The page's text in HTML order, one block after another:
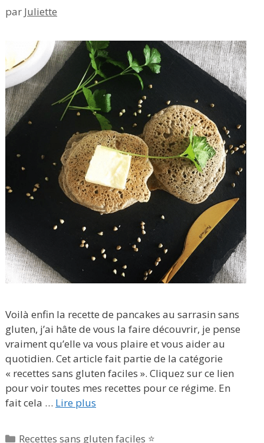
par Juliette
Voilà enfin la recette de pancakes au sarrasin sans
gluten, j’ai hâte de vous la faire découvrir, je pense
vraiment qu’elle va vous plaire et vous aider au
quotidien. Cet article fait partie de la catégorie
« recettes sans gluten faciles ». Cliquez sur ce lien
pour voir toutes mes recettes pour ce régime. En
fait cela … Lire plus
Catégories
Recettes sans gluten faciles ⭐